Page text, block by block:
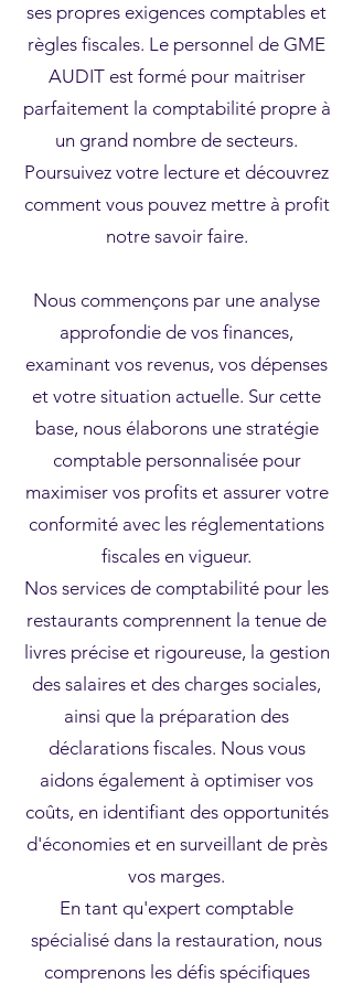
ses propres exigences comptables et
règles fiscales. Le personnel de GME
AUDIT est formé pour maitriser
parfaitement la comptabilité propre à
un grand nombre de secteurs.
Poursuivez votre lecture et découvrez
comment vous pouvez mettre à profit
notre savoir faire.
Nous commençons par une analyse
approfondie de vos finances,
examinant vos revenus, vos dépenses
et votre situation actuelle. Sur cette
base, nous élaborons une stratégie
comptable personnalisée pour
maximiser vos profits et assurer votre
conformité avec les réglementations
fiscales en vigueur.
Nos services de comptabilité pour les
restaurants comprennent la tenue de
livres précise et rigoureuse, la gestion
des salaires et des charges sociales,
ainsi que la préparation des
déclarations fiscales. Nous vous
aidons également à optimiser vos
coûts, en identifiant des opportunités
d'économies et en surveillant de près
vos marges.
En tant qu'expert comptable
spécialisé dans la restauration, nous
comprenons les défis spécifiques